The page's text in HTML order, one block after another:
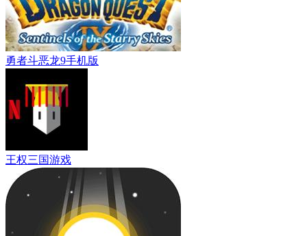
勇者斗恶龙9手机版
王权三国游戏